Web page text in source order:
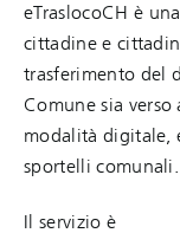
eTraslocoCH è
cittadine e
trasferimento del
Comune sia
modalità digitale,
sportelli comunali.
Il servizio è